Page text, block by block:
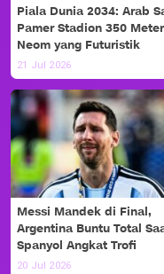
Piala Dunia 2034: Arab
Pamer Stadion 350
Neom yang Futuristik
21 Jul 2026
Messi Mandek di Final,
Argentina Buntu Total
Spanyol Angkat Trofi
20 Jul 2026